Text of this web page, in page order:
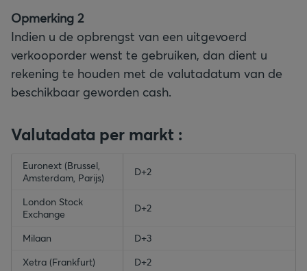
Opmerking 2
Indien u de opbrengst van een uitgevoerd
verkooporder wenst te gebruiken, dan dient u
rekening te houden met de valutadatum van de
beschikbaar geworden cash.
Valutadata per markt :
empty-header
Euronext (Brussel,
Amsterdam, Parijs)
D+2
London Stock
Exchange
D+2
Milaan
D+3
Xetra (Frankfurt)
D+2